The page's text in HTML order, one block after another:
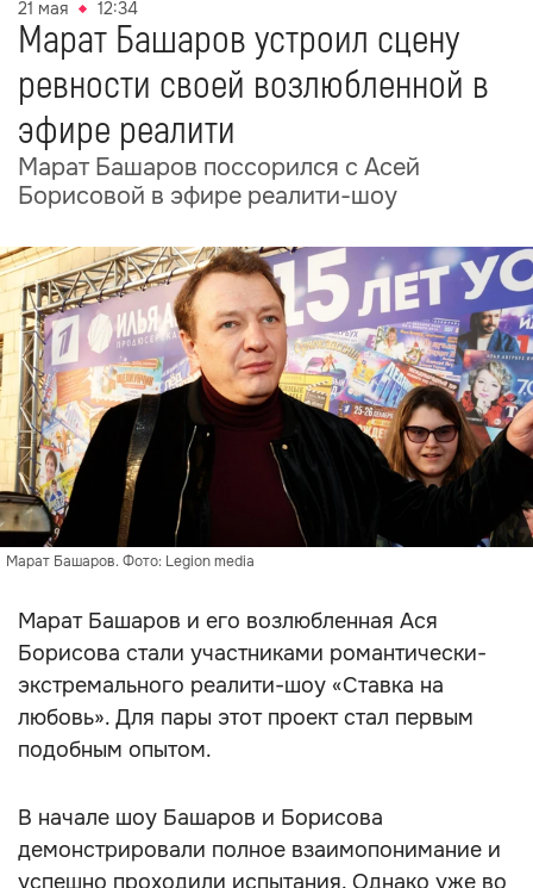
21 мая 12:34
Марат Башаров устроил сцену
ревности своей возлюбленной в
эфире реалити
Марат Башаров поссорился с Асей
Борисовой в эфире реалити-шоу
Марат Башаров. Фото: Legion media
Марат Башаров и его возлюбленная Ася
Борисова стали участниками романтически-
экстремального реалити-шоу «Ставка на
любовь». Для пары этот проект стал первым
подобным опытом.
В начале шоу Башаров и Борисова
демонстрировали полное взаимопонимание и
успешно проходили испытания. Однако уже во